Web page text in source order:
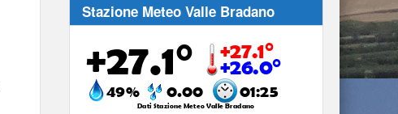
Stazione Meteo Valle Bradano